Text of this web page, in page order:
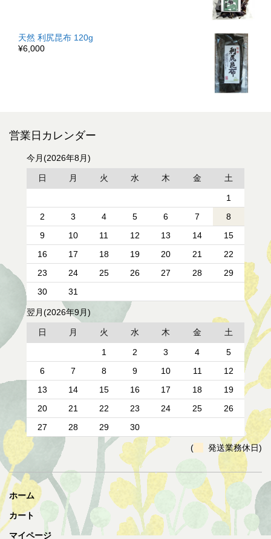
天然 利尻昆布 120g
¥6,000
営業日カレンダー
今月(2026年8月)
日 月 火 水 木 金 土
1
2
3 4 5 6 7
8
9
10 11 12 13 14
15
16
17 18 19 20 21
22
23
24 25 26 27 28
29
30
31
翌月(2026年9月)
日 月 火 水 木 金 土
1 2 3 4
5
6
7 8 9 10 11
12
13
14 15 16 17 18
19
20
21 22 23 24 25
26
27
28 29 30
( 発送業務休日)
ホーム
カート
マイページ